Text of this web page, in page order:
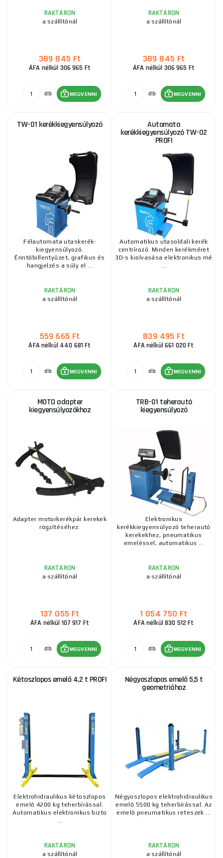
RAKTÁRON
a szállítónál
389 845 Ft
ÁFA nélkül 306 965 Ft
db MEGVENNI
RAKTÁRON
a szállítónál
389 845 Ft
ÁFA nélkül 306 965 Ft
db MEGVENNI
TW-01 kerékkiegyensúlyozó
Félautomata utaskerék-
kiegyensúlyozó.
Érintőbillentyűzet, grafikus és
hangjelzés a súly el ...
RAKTÁRON
a szállítónál
559 665 Ft
ÁFA nélkül 440 681 Ft
db MEGVENNI
Automata
kerékkiegyensúlyozó TW-02
PROFI
Automatikus utasoldali kerék
centrírozó. Minden kerékméret
3D-s kiolvasása elektronikus mé
...
RAKTÁRON
a szállítónál
839 495 Ft
ÁFA nélkül 661 020 Ft
db MEGVENNI
MOTO adapter
kiegyensúlyozókhoz
Adapter motorkerékpár kerekek
rögzítéséhez.
RAKTÁRON
a szállítónál
137 055 Ft
ÁFA nélkül 107 917 Ft
db MEGVENNI
TRB-01 teherautó
kiegyensúlyozó
Elektronikus
kerékkiegyensúlyozó teherautó
kerekekhez, pneumatikus
emeléssel, automatikus ...
RAKTÁRON
a szállítónál
1 054 750 Ft
ÁFA nélkül 830 512 Ft
db MEGVENNI
Kétoszlopos emelő 4,2 t PROFI
Elektrohidraulikus kétoszlopos
emelő 4200 kg teherbírással.
Automatikus elektronikus bizto
...
RAKTÁRON
a szállítónál
Négyoszlopos emelő 5,5 t
geometriához
Négyoszlopos elektrohidraulikus
emelő 5500 kg teherbírással. Az
emelő pneumatikus reteszek ...
RAKTÁRON
a szállítónál